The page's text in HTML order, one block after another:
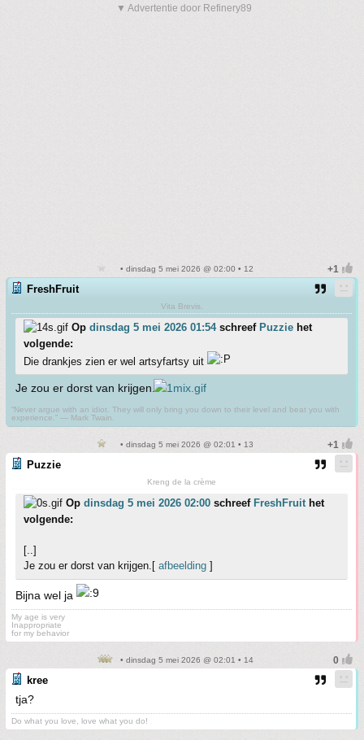
▼ Advertentie door Refinery89
• dinsdag 5 mei 2026 @ 02:00 • 12
FreshFruit
Vita Brevis.
Op dinsdag 5 mei 2026 01:54schreef Puzzie het
volgende:
Die drankjes zien er wel artsyfartsy uit
Je zou er dorst van krijgen.
“Never argue with an idiot. They will only bring you down to their level and beat you with
experience.” ― Mark Twain.
• dinsdag 5 mei 2026 @ 02:01 • 13
Puzzie
Kreng de la crème
Op dinsdag 5 mei 2026 02:00 schreef FreshFruit het
volgende:
[..]
Je zou er dorst van krijgen.[ afbeelding ]
Bijna wel ja
My age is very
Inappropriate
for my behavior
• dinsdag 5 mei 2026 @ 02:01 • 14
kree
tja?
Do what you love, love what you do!